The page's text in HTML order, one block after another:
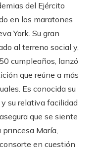
del Ejército
en los maratones
York. Su gran
al terreno social y,
cumpleaños, lanzó
que reúne a más
Es conocida su
su relativa facilidad
que se siente
princesa María,
en cuestión